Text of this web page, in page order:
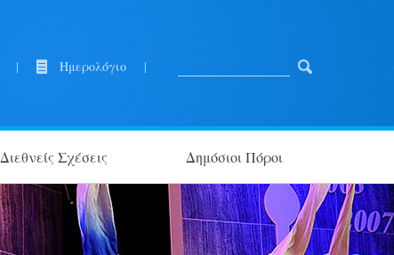
| Ημερολόγιο |
Διεθνείς Σχέσεις Δημόσιοι Πόροι